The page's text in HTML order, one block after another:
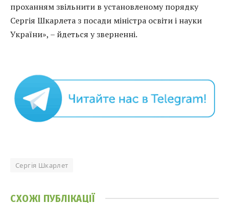
проханням звільнити в установленому порядку
Сергія Шкарлета з посади міністра освіти і науки
України», – йдеться у зверненні.
Сергія Шкарлет
СХОЖІ ПУБЛІКАЦІЇ